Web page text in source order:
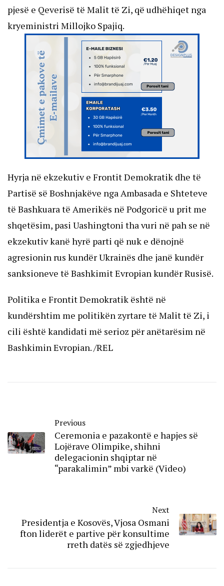
pjesë e Qeverisë të Malit të Zi, që udhëhiqet nga
kryeministri Millojko Spajiq.
Hyrja në ekzekutiv e Frontit Demokratik dhe të
Partisë së Boshnjakëve nga Ambasada e Shteteve
të Bashkuara të Amerikës në Podgoricë u prit me
shqetësim, pasi Uashingtoni tha vuri në pah se në
ekzekutiv kanë hyrë parti që nuk e dënojnë
agresionin rus kundër Ukrainës dhe janë kundër
sanksioneve të Bashkimit Evropian kundër Rusisë.
Politika e Frontit Demokratik është në
kundërshtim me politikën zyrtare të Malit të Zi, i
cili është kandidati më serioz për anëtarësim në
Bashkimin Evropian. /REL
Previous
Ceremonia e pazakontë e hapjes së
Lojërave Olimpike, shihni
delegacionin shqiptar në
“parakalimin” mbi varkë (Video)
Next
Presidentja e Kosovës, Vjosa Osmani
fton liderët e partive për konsultime
rreth datës së zgjedhjeve